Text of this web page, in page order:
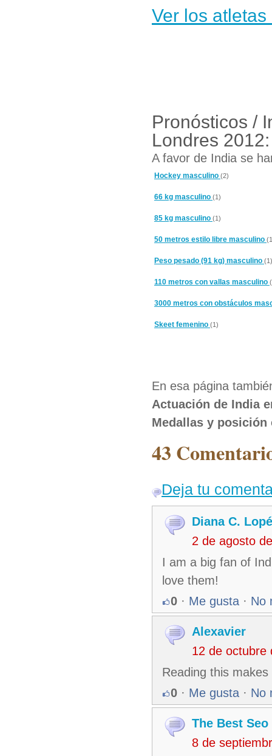
Ver los
Pronósticos /
Londres 2012:
A favor de India se
Hockey masculino (2)
66 kg masculino (1)
85 kg masculino (1)
50 metros estilo libre masculino
Peso pesado (91 kg) masculino (1)
110 metros con vallas masculino
3000 metros con obstáculos
Skeet femenino (1)
En esa página
Actuación de India
Medallas y posición
43
Deja tu
Diana C.
2 de agosto
I am a big fan of
love them!
0 · Me gusta · No
Alexavier
12 de octubre
Reading this
0 · Me gusta · No
The Best
8 de